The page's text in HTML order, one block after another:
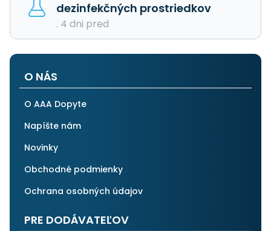
dezinfekčných prostriedkov
. 4 dni pred
O NÁS
O AAA Dopyte
Napíšte nám
Novinky
Obchodné podmienky
Ochrana osobných údajov
PRE DODÁVATEĽOV